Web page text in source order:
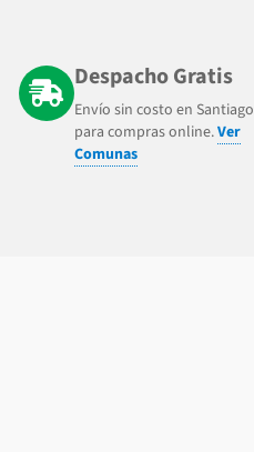
Despacho Gratis
Envío sin costo en Santiago
para compras online.Ver
Comunas